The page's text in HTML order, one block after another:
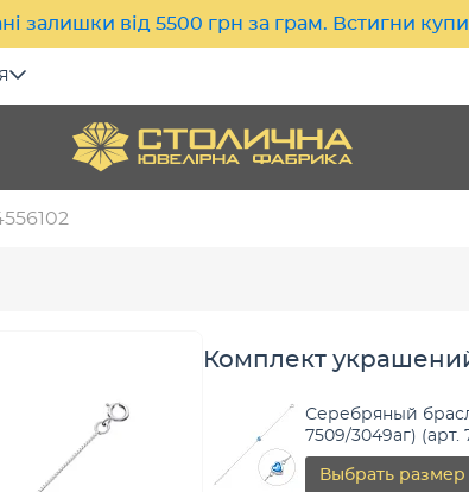
залишки від 5500 грн за грам. Встигни
Комплект
Серебряный
7509/
Выбрать размер